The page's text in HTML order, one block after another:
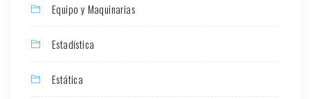
Equipo y Maquinarias
Estadística
Estática